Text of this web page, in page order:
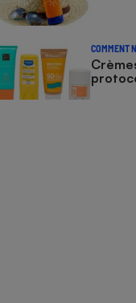
COMMENT